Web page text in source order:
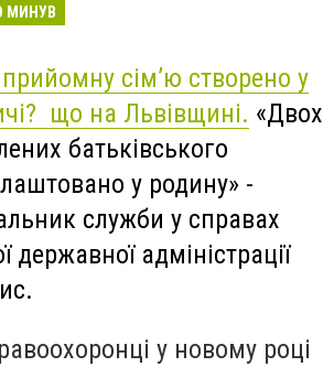
МИНУВ
сім’ю створено у
що на Львівщині. «Двох
батьківського
у родину» -
служби у справах
державної адміністрації
у новому році